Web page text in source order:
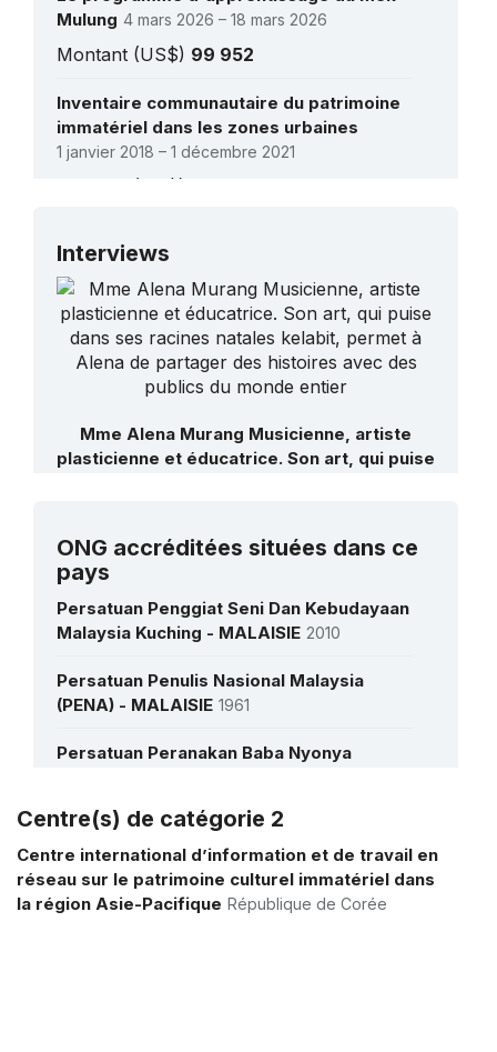
Mulung 4 mars 2026 – 18 mars 2026
Montant (US$) 99 952
Inventaire communautaire du patrimoine
immatériel dans les zones urbaines
1 janvier 2018 – 1 décembre 2021
Montant (US$)
Interviews
Mme Alena Murang Musicienne, artiste
plasticienne et éducatrice. Son art, qui puise
Voir toutes les interviews
ONG accréditées situées dans ce
pays
Persatuan Penggiat Seni Dan Kebudayaan
Malaysia Kuching - MALAISIE 2010
Persatuan Penulis Nasional Malaysia
(PENA) - MALAISIE 1961
Persatuan Peranakan Baba Nyonya
Pertubuhan Kraft Malaysia (Dikenali
Sebagai Malaysian Craft Council) -
MALAISIE 2019
Plus de détails
Centre(s) de catégorie 2
Centre international d’information et de travail en
réseau sur le patrimoine culturel immatériel dans
la région Asie-Pacifique République de Corée